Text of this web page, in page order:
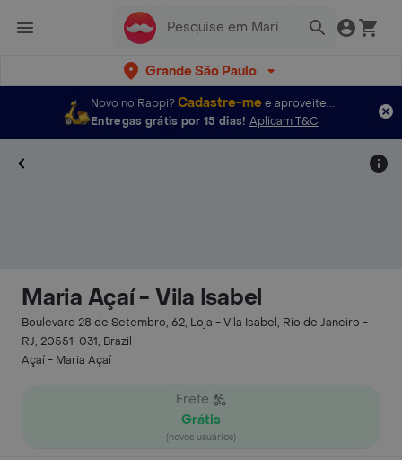
Grande São Paulo
Novo no Rappi? Cadastre-mee aproveite...
Entregas grátis por 15 dias! Aplicam T&C
Maria Açaí - Vila Isabel
Boulevard 28 de Setembro, 62, Loja - Vila Isabel, Rio de Janeiro -
RJ, 20551-031, Brazil
Açaí - Maria Açaí
Frete
Grátis
(novos usuários)